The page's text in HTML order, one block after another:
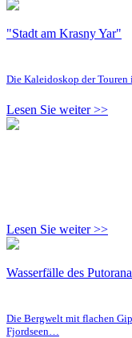
"Stadt am Krasny Yar"
Die Kaleidoskop der Touren
Lesen Sie weiter >>
Lesen Sie weiter >>
Wasserfälle des
Die Bergwelt mit flachen
Fjordseen…